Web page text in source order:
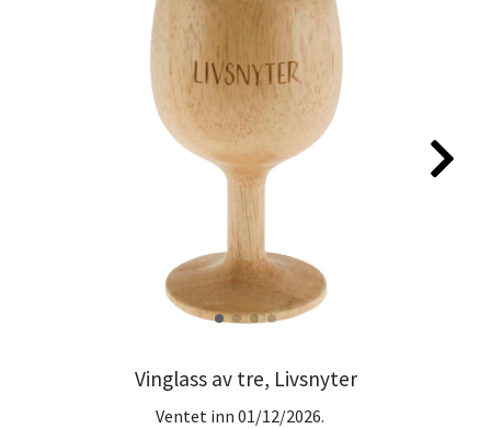
Vinglass av tre, Livsnyter
Ventet inn 01/12/2026.